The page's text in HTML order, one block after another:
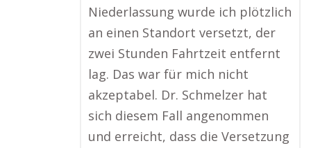
Niederlassung wurde ich plötzlich
an einen Standort versetzt, der
zwei Stunden Fahrtzeit entfernt
lag. Das war für mich nicht
akzeptabel. Dr. Schmelzer hat
sich diesem Fall angenommen
und erreicht, dass die Versetzung